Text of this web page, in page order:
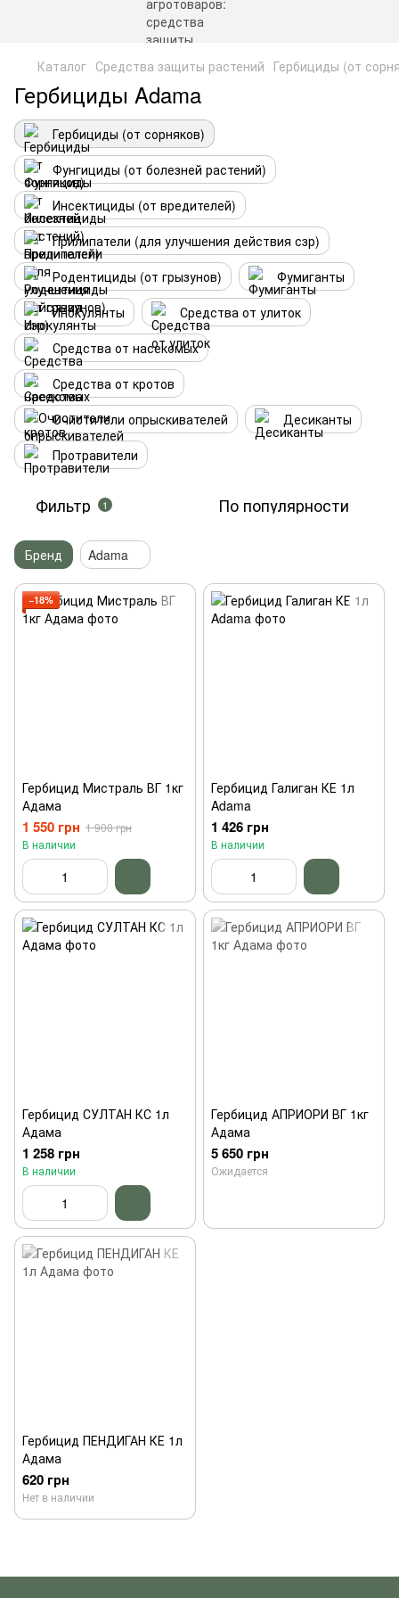
Каталог Средства защиты растений Гербициды (от
Гербициды Adama
Гербициды (от сорняков)
Фунгициды (от болезней растений)
Инсектициды (от вредителей)
Прилипатели (для улучшения действия сзр)
Родентициды (от грызунов)
Фумиганты
Инокулянты
Средства от улиток
Средства от насекомых
Средства от кротов
Очистители опрыскивателей
Десиканты
Протравители
Фильтр 1 По популярности
Бренд Adama
−18%
Гербицид Мистраль ВГ 1кг
Адама
1 550 грн 1 900 грн
В наличии
Гербицид Галиган КЕ 1л
Adama
1 426 грн
В наличии
Гербицид СУЛТАН КС 1л
Адама
1 258 грн
В наличии
Гербицид АПРИОРИ ВГ 1кг
Адама
5 650 грн
Ожидается
Гербицид ПЕНДИГАН КЕ 1л
Адама
620 грн
Нет в наличии